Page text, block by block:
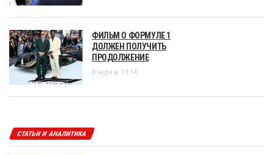
ФИЛЬМ О ФОРМУЛЕ 1
ДОЛЖЕН ПОЛУЧИТЬ
ПРОДОЛЖЕНИЕ
Вчера в 13:14
СТАТЬИ И АНАЛИТИКА